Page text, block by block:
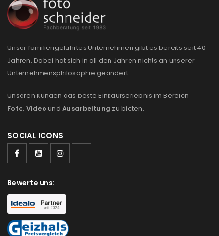
Ich stimme zu
Ja, ich möchte ein Kundenkonto eröffnen und
REGISTRIEREN
Unser familiengeführtes Unternehmen gibt es bereits seit 40
Jahren. Dabei hat sich in all den Jahren nichts an unserer
Unternehmensphilosophie geändert:
Unseren Kunden das beste Einkaufserlebnis im Bereich
Foto, Video und Ausarbeitung zu bieten.
SOCIAL ICONS
Bewerte uns: